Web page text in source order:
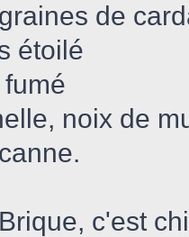
de
étoilé
noix de
c'est